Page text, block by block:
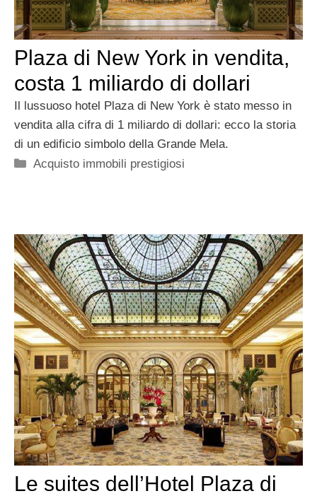
Plaza di New York in vendita,
costa 1 miliardo di dollari
Il lussuoso hotel Plaza di New York è stato messo in
vendita alla cifra di 1 miliardo di dollari: ecco la storia
di un edificio simbolo della Grande Mela.
Categorie
Acquisto immobili prestigiosi
Le suites dell’Hotel Plaza di